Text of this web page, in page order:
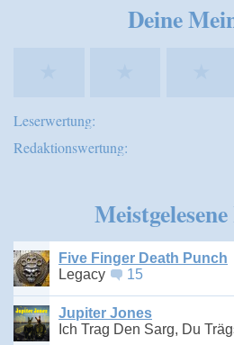
Deine
Leserwertung:
Redaktionswertung:
Meistgelesene
Five Finger Death Punch
Legacy
15
Jupiter Jones
Ich Trag Den Sarg, Du